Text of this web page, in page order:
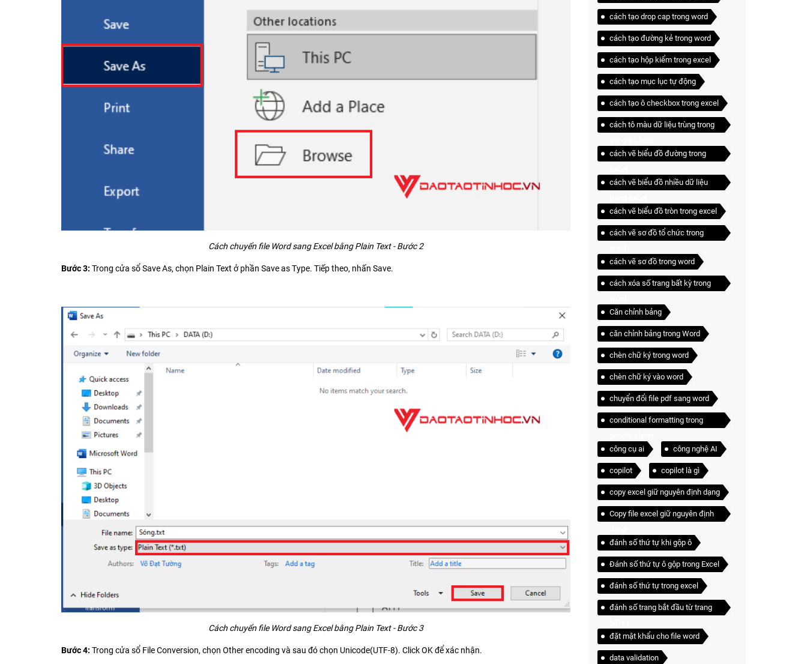
Cách chuyển file Word sang Excel bằng Plain Text - Bước 2
Bước 3: Trong cửa sổ Save As, chọn Plain Text ở phần Save as Type. Tiếp theo, nhấn Save.
Cách chuyển file Word sang Excel bằng Plain Text - Bước 3
Bước 4: Trong cửa sổ File Conversion, chọn Other encoding và sau đó chọn Unicode(UTF-8). Click OK để xác nhận.
cách tạo drop cap trong word
cách tạo đường kẻ trong word
cách tạo hộp kiểm trong excel
cách tạo mục lục tự động
cách tạo ô checkbox trong excel
cách tô màu dữ liệu trùng trong
cách vẽ biểu đồ đường trong
cách vẽ biểu đồ nhiều dữ liệu
cách vẽ biểu đồ tròn trong excel
cách vẽ sơ đồ tổ chức trong
cách vẽ sơ đồ trong word
cách xóa số trang bất kỳ trong
Căn chỉnh bảng
căn chỉnh bảng trong Word
chèn chữ ký trong word
chèn chữ ký vào word
chuyển đổi file pdf sang word
conditional formatting trong
công cụ ai
công nghệ AI
copilot copilot là gì
copy excel giữ nguyên định dạng
Copy file excel giữ nguyên định
đánh số thứ tự khi gộp ô
Đánh số thứ tự ô gộp trong Excel
đánh số thứ tự trong excel
đánh số trang bắt đầu từ trang
đặt mật khẩu cho file word
data validation